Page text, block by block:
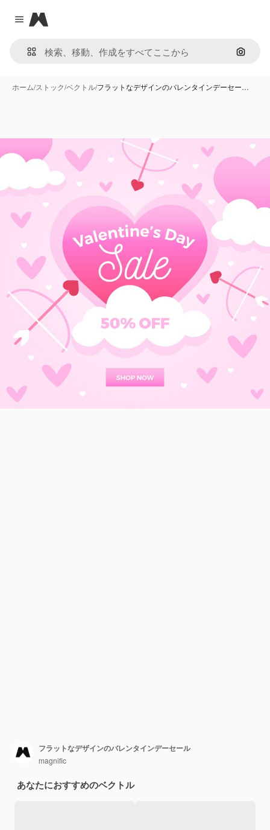
Close menu
Magnific
画像で
ホーム/ストック/ベクトル/フラットなデザインのバレンタインデーセー…
フラットなデザインのバレンタインデーセール
magnific
あなたにおすすめのベクトル